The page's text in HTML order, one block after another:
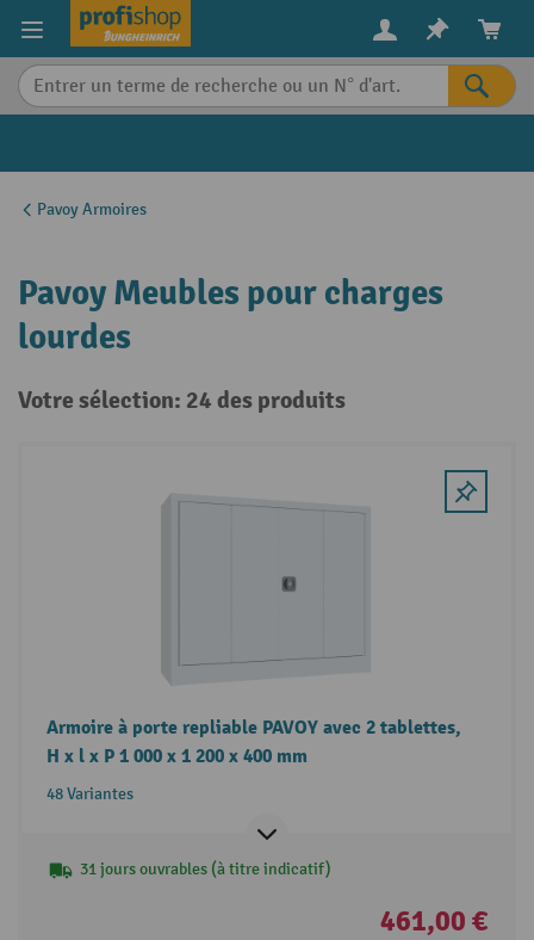
content
Pavoy Armoires
Pavoy Meubles pour charges
lourdes
Votre sélection: 24 des produits
Armoire à porte repliable PAVOY avec 2 tablettes,
H x l x P 1 000 x 1 200 x 400 mm
48 Variantes
31 jours ouvrables (à titre indicatif)
461,00 €